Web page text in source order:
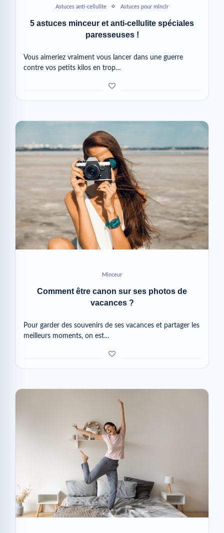
Astuces anti-cellulite Astuces pour mincir
5 astuces minceur et anti-cellulite spéciales
paresseuses !
Vous aimeriez vraiment vous lancer dans une guerre
contre vos petits kilos en trop…
Minceur
Comment être canon sur ses photos de
vacances ?
Pour garder des souvenirs de ses vacances et partager les
meilleurs moments, on est…